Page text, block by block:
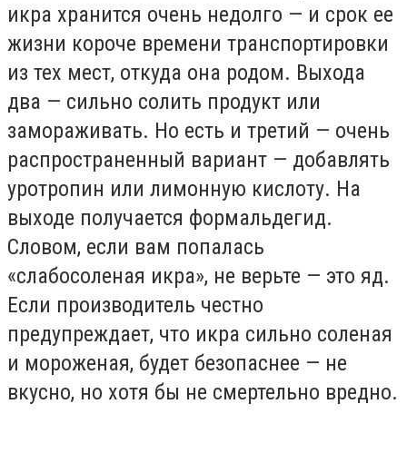
икра хранится очень недолго — и срок ее
жизни короче времени транспортировки
из тех мест, откуда она родом. Выхода
два — сильно солить продукт или
замораживать. Но есть и третий — очень
распространенный вариант — добавлять
уротропин или лимонную кислоту. На
выходе получается формальдегид.
Словом, если вам попалась
«слабосоленая икра», не верьте — это яд.
Если производитель честно
предупреждает, что икра сильно соленая
и мороженая, будет безопаснее — не
вкусно, но хотя бы не смертельно вредно.